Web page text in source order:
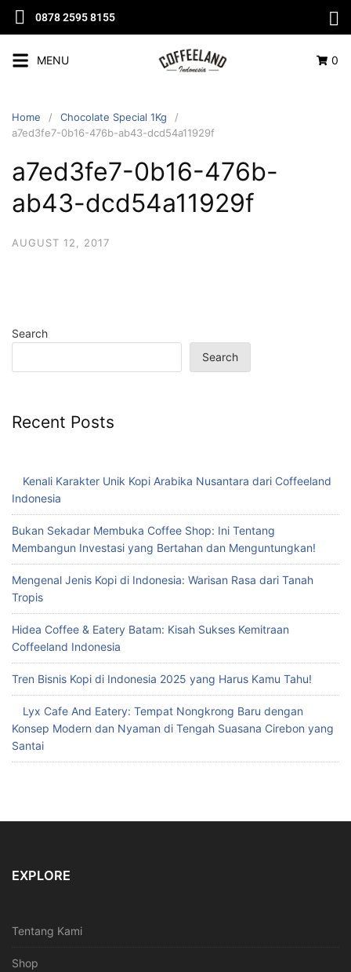
0878 2595 8155
MENU 0
Home
Chocolate Special 1Kg
a7ed3fe7-0b16-476b-ab43-dcd54a11929f
a7ed3fe7-0b16-476b-
ab43-dcd54a11929f
AUGUST 12, 2017
Search
Search
Recent Posts
Kenali Karakter Unik Kopi Arabika Nusantara dari Coffeeland
Indonesia
Bukan Sekadar Membuka Coffee Shop: Ini Tentang
Membangun Investasi yang Bertahan dan Menguntungkan!
Mengenal Jenis Kopi di Indonesia: Warisan Rasa dari Tanah
Tropis
Hidea Coffee & Eatery Batam: Kisah Sukses Kemitraan
Coffeeland Indonesia
Tren Bisnis Kopi di Indonesia 2025 yang Harus Kamu Tahu!
Lyx Cafe And Eatery: Tempat Nongkrong Baru dengan
Konsep Modern dan Nyaman di Tengah Suasana Cirebon yang
Santai
EXPLORE
Tentang Kami
Shop